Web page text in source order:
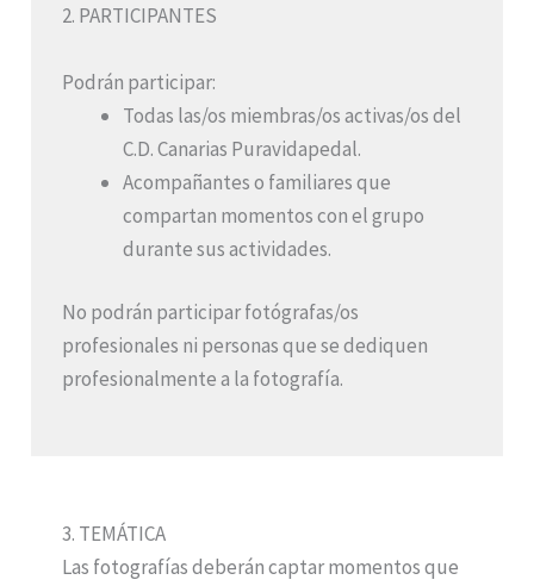
2. PARTICIPANTES
Podrán participar:
Todas las/os miembras/os activas/os del
C.D. Canarias Puravidapedal.
Acompañantes o familiares que
compartan momentos con el grupo
durante sus actividades.
No podrán participar fotógrafas/os
profesionales ni personas que se dediquen
profesionalmente a la fotografía.
3. TEMÁTICA
Las fotografías deberán captar momentos que